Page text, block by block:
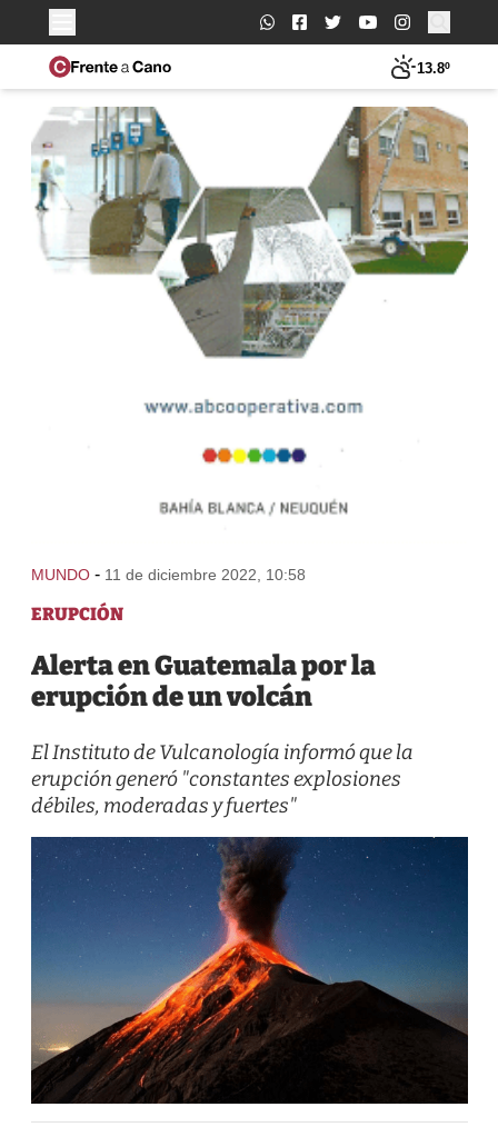
Buscar:
13.8º
MUNDO - 11 de diciembre 2022, 10:58
ERUPCIÓN
Alerta en Guatemala por la
erupción de un volcán
El Instituto de Vulcanología informó que la
erupción generó "constantes explosiones
débiles, moderadas y fuertes"